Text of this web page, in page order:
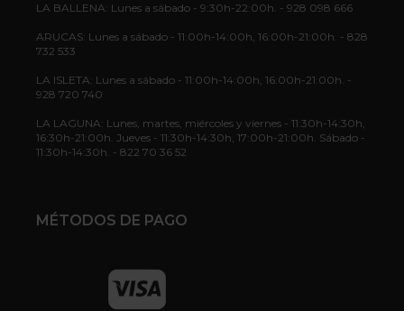
LA BALLENA: Lunes a sábado - 9:30h-22:00h. - 928 098 666
ARUCAS: Lunes a sábado - 11:00h-14:00h, 16:00h-21:00h. - 828
732 533
LA ISLETA: Lunes a sábado - 11:00h-14:00h, 16:00h-21:00h. -
928 720 740
LA LAGUNA: Lunes, martes, miércoles y viernes - 11:30h-14:30h,
16:30h-21:00h. Jueves - 11:30h-14:30h, 17:00h-21:00h. Sábado -
11:30h-14:30h. - 822 70 36 52
MÉTODOS DE PAGO